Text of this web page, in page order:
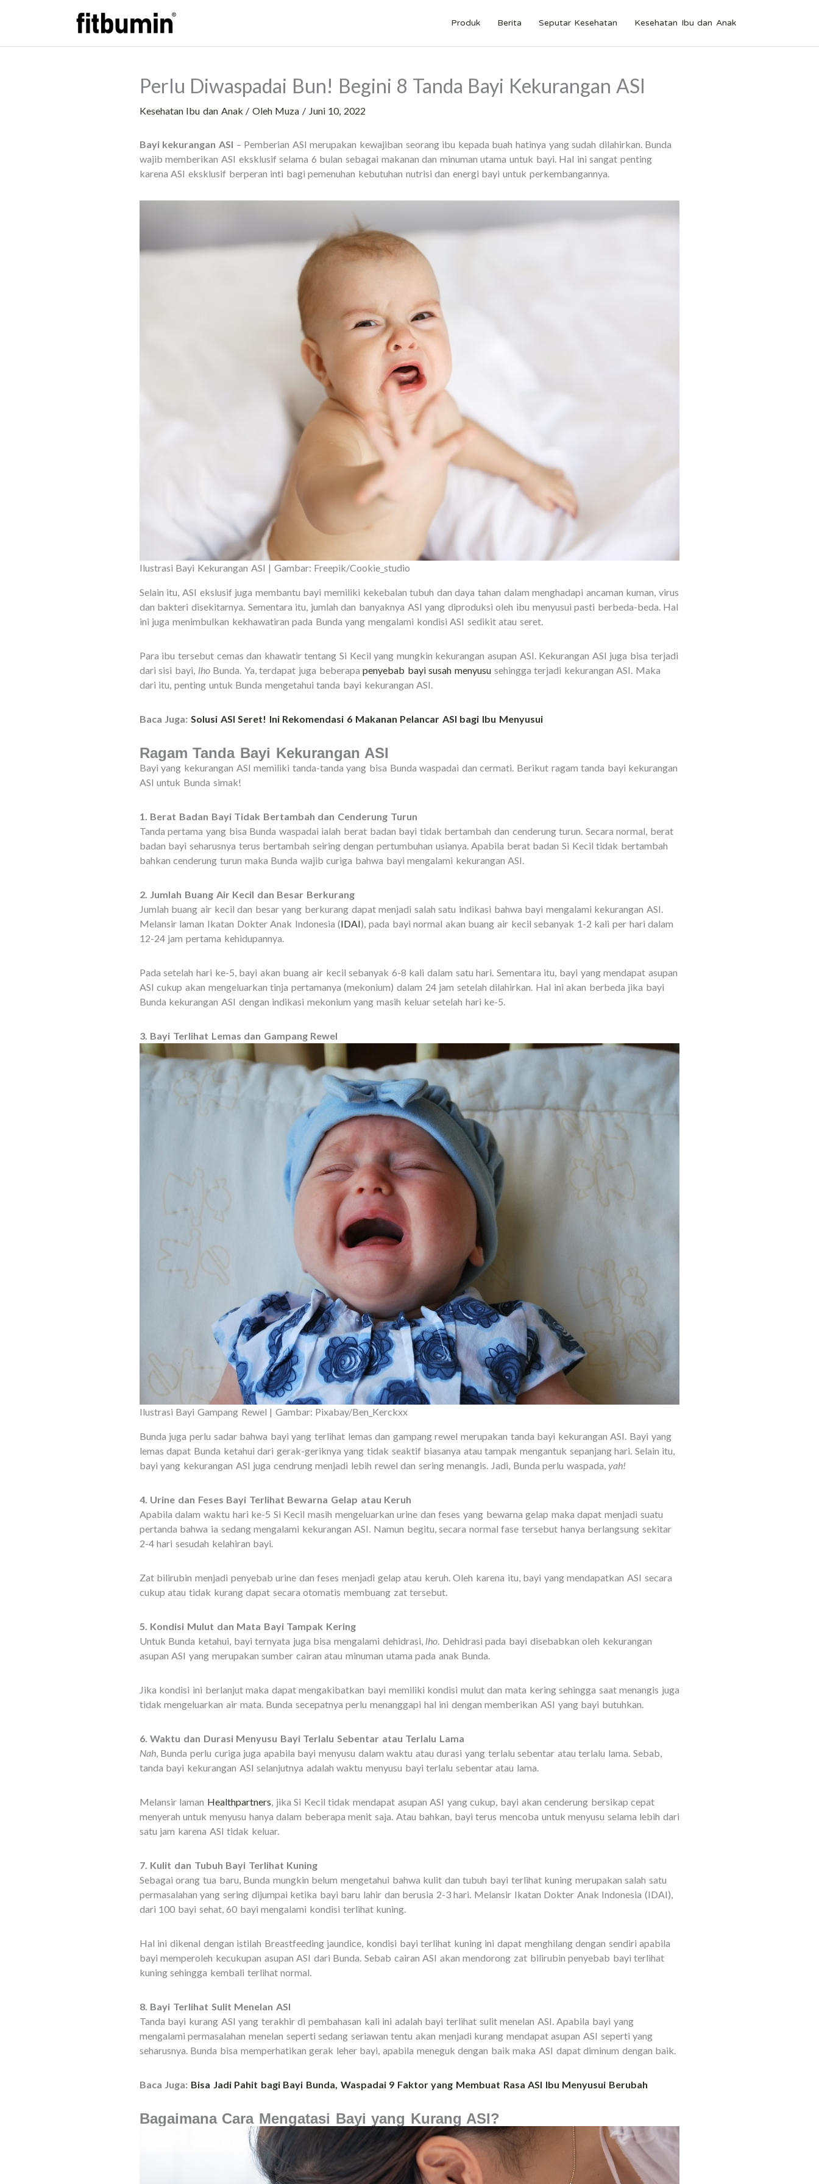
Produk Berita Seputar Kesehatan Kesehatan Ibu dan Anak
Perlu Diwaspadai Bun! Begini 8 Tanda Bayi Kekurangan ASI
Kesehatan Ibu dan Anak / Oleh Muza / Juni 10, 2022
Bayi kekurangan ASI – Pemberian ASI merupakan kewajiban seorang ibu kepada buah hatinya yang sudah dilahirkan. Bunda
wajib memberikan ASI eksklusif selama 6 bulan sebagai makanan dan minuman utama untuk bayi. Hal ini sangat penting
karena ASI eksklusif berperan inti bagi pemenuhan kebutuhan nutrisi dan energi bayi untuk perkembangannya.
Ilustrasi Bayi Kekurangan ASI | Gambar: Freepik/Cookie_studio
Selain itu, ASI ekslusif juga membantu bayi memiliki kekebalan tubuh dan daya tahan dalam menghadapi ancaman kuman, virus
dan bakteri disekitarnya. Sementara itu, jumlah dan banyaknya ASI yang diproduksi oleh ibu menyusui pasti berbeda-beda. Hal
ini juga menimbulkan kekhawatiran pada Bunda yang mengalami kondisi ASI sedikit atau seret.
Para ibu tersebut cemas dan khawatir tentang Si Kecil yang mungkin kekurangan asupan ASI. Kekurangan ASI juga bisa terjadi
dari sisi bayi, lhoBunda. Ya, terdapat juga beberapapenyebab bayi susah menyususehingga terjadi kekurangan ASI. Maka
dari itu, penting untuk Bunda mengetahui tanda bayi kekurangan ASI.
Baca Juga: Solusi ASI Seret! Ini Rekomendasi 6 Makanan Pelancar ASI bagi Ibu Menyusui
Ragam Tanda Bayi Kekurangan ASI
Bayi yang kekurangan ASI memiliki tanda-tanda yang bisa Bunda waspadai dan cermati. Berikut ragam tanda bayi kekurangan
ASI untuk Bunda simak!
1. Berat Badan Bayi Tidak Bertambah dan Cenderung Turun
Tanda pertama yang bisa Bunda waspadai ialah berat badan bayi tidak bertambah dan cenderung turun. Secara normal, berat
badan bayi seharusnya terus bertambah seiring dengan pertumbuhan usianya. Apabila berat badan Si Kecil tidak bertambah
bahkan cenderung turun maka Bunda wajib curiga bahwa bayi mengalami kekurangan ASI.
2. Jumlah Buang Air Kecil dan Besar Berkurang
Jumlah buang air kecil dan besar yang berkurang dapat menjadi salah satu indikasi bahwa bayi mengalami kekurangan ASI.
Melansir laman Ikatan Dokter Anak Indonesia (IDAI), pada bayi normal akan buang air kecil sebanyak 1-2 kali per hari dalam
12-24 jam pertama kehidupannya.
Pada setelah hari ke-5, bayi akan buang air kecil sebanyak 6-8 kali dalam satu hari. Sementara itu, bayi yang mendapat asupan
ASI cukup akan mengeluarkan tinja pertamanya (mekonium) dalam 24 jam setelah dilahirkan. Hal ini akan berbeda jika bayi
Bunda kekurangan ASI dengan indikasi mekonium yang masih keluar setelah hari ke-5.
3. Bayi Terlihat Lemas dan Gampang Rewel
Ilustrasi Bayi Gampang Rewel | Gambar: Pixabay/Ben_Kerckxx
Bunda juga perlu sadar bahwa bayi yang terlihat lemas dan gampang rewel merupakan tanda bayi kekurangan ASI. Bayi yang
lemas dapat Bunda ketahui dari gerak-geriknya yang tidak seaktif biasanya atau tampak mengantuk sepanjang hari. Selain itu,
bayi yang kekurangan ASI juga cendrung menjadi lebih rewel dan sering menangis. Jadi, Bunda perlu waspada, yah!
4. Urine dan Feses Bayi Terlihat Bewarna Gelap atau Keruh
Apabila dalam waktu hari ke-5 Si Kecil masih mengeluarkan urine dan feses yang bewarna gelap maka dapat menjadi suatu
pertanda bahwa ia sedang mengalami kekurangan ASI. Namun begitu, secara normal fase tersebut hanya berlangsung sekitar
2-4 hari sesudah kelahiran bayi.
Zat bilirubin menjadi penyebab urine dan feses menjadi gelap atau keruh. Oleh karena itu, bayi yang mendapatkan ASI secara
cukup atau tidak kurang dapat secara otomatis membuang zat tersebut.
5. Kondisi Mulut dan Mata Bayi Tampak Kering
Untuk Bunda ketahui, bayi ternyata juga bisa mengalami dehidrasi, lho . Dehidrasi pada bayi disebabkan oleh kekurangan
asupan ASI yang merupakan sumber cairan atau minuman utama pada anak Bunda.
Jika kondisi ini berlanjut maka dapat mengakibatkan bayi memiliki kondisi mulut dan mata kering sehingga saat menangis juga
tidak mengeluarkan air mata. Bunda secepatnya perlu menanggapi hal ini dengan memberikan ASI yang bayi butuhkan.
6. Waktu dan Durasi Menyusu Bayi Terlalu Sebentar atau Terlalu Lama
Nah, Bunda perlu curiga juga apabila bayi menyusu dalam waktu atau durasi yang terlalu sebentar atau terlalu lama. Sebab,
tanda bayi kekurangan ASI selanjutnya adalah waktu menyusu bayi terlalu sebentar atau lama.
Melansir laman Healthpartners , jika Si Kecil tidak mendapat asupan ASI yang cukup, bayi akan cenderung bersikap cepat
menyerah untuk menyusu hanya dalam beberapa menit saja. Atau bahkan, bayi terus mencoba untuk menyusu selama lebih dari
satu jam karena ASI tidak keluar.
7. Kulit dan Tubuh Bayi Terlihat Kuning
Sebagai orang tua baru, Bunda mungkin belum mengetahui bahwa kulit dan tubuh bayi terlihat kuning merupakan salah satu
permasalahan yang sering dijumpai ketika bayi baru lahir dan berusia 2-3 hari. Melansir Ikatan Dokter Anak Indonesia (IDAI),
dari 100 bayi sehat, 60 bayi mengalami kondisi terlihat kuning.
Hal ini dikenal dengan istilah Breastfeeding jaundice, kondisi bayi terlihat kuning ini dapat menghilang dengan sendiri apabila
bayi memperoleh kecukupan asupan ASI dari Bunda. Sebab cairan ASI akan mendorong zat bilirubin penyebab bayi terlihat
kuning sehingga kembali terlihat normal.
8. Bayi Terlihat Sulit Menelan ASI
Tanda bayi kurang ASI yang terakhir di pembahasan kali ini adalah bayi terlihat sulit menelan ASI. Apabila bayi yang
mengalami permasalahan menelan seperti sedang seriawan tentu akan menjadi kurang mendapat asupan ASI seperti yang
seharusnya. Bunda bisa memperhatikan gerak leher bayi, apabila meneguk dengan baik maka ASI dapat diminum dengan baik.
Baca Juga: Bisa Jadi Pahit bagi Bayi Bunda, Waspadai 9 Faktor yang Membuat Rasa ASI Ibu Menyusui Berubah
Bagaimana Cara Mengatasi Bayi yang Kurang ASI?